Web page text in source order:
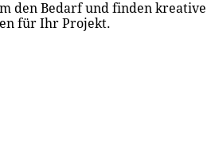
den Bedarf und finden kreative
für Ihr Projekt.